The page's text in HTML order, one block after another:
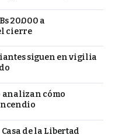
20.000 a
cierre
siguen en vigilia
analizan cómo
de la Libertad